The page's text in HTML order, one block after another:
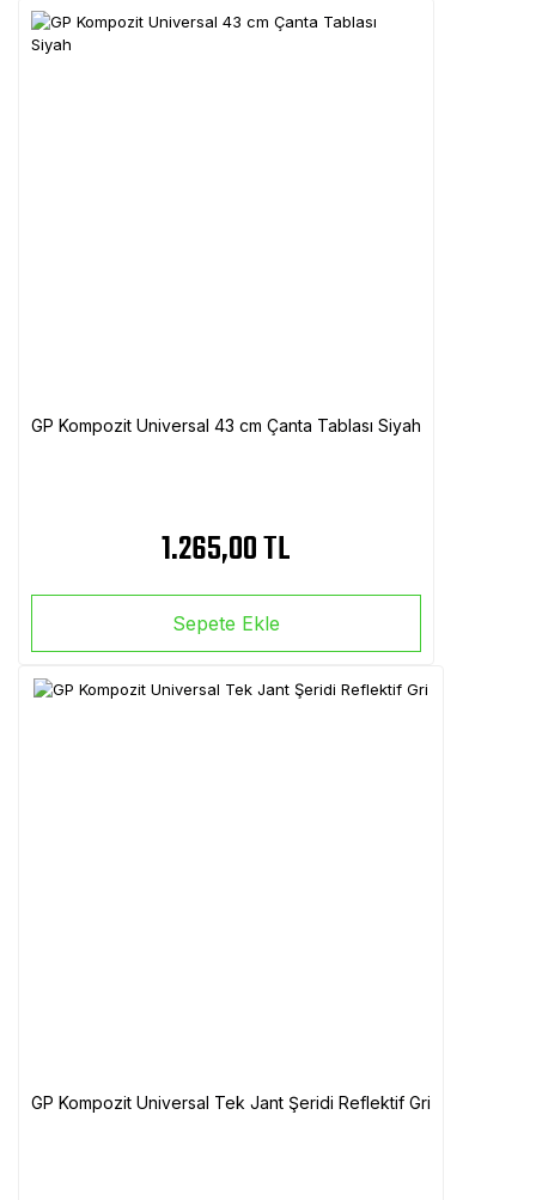
GP Kompozit Universal 43 cm Çanta Tablası Siyah
1.265,00 TL
Sepete Ekle
GP Kompozit Universal Tek Jant Şeridi Reflektif Gri